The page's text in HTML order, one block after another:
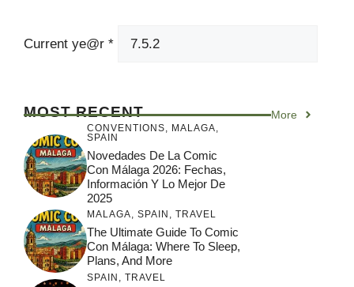
Current ye@r *
MOST RECENT More
CONVENTIONS MALAGA
SPAIN
Novedades De La Comic
Con Málaga 2026: Fechas,
Información Y Lo Mejor De
2025
MALAGA, SPAIN , TRAVEL
The Ultimate Guide To Comic
Con Málaga: Where To Sleep,
Plans, And More
SPAIN TRAVEL